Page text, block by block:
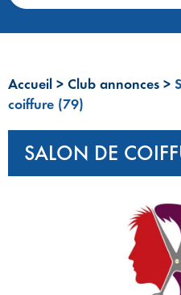
Accueil > Club annonces >
coiffure (79)
SALON DE